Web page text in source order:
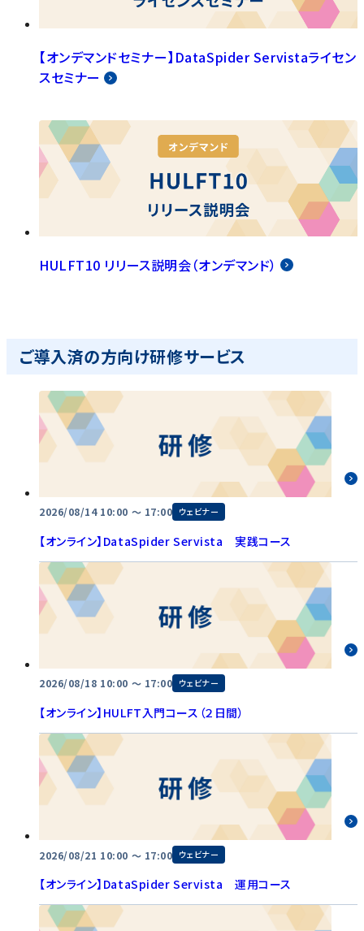
【オンデマンドセミナー】DataSpider Servistaライセン
スセミナー
HULFT10 リリース説明会（オンデマンド）
ご導入済の方向け研修サービス
2026/08/14 10:00 〜 17:00 ウェビナー
【オンライン】DataSpider Servista 実践コース
2026/08/18 10:00 〜 17:00 ウェビナー
【オンライン】HULFT入門コース（２日間）
2026/08/21 10:00 〜 17:00 ウェビナー
【オンライン】DataSpider Servista 運用コース